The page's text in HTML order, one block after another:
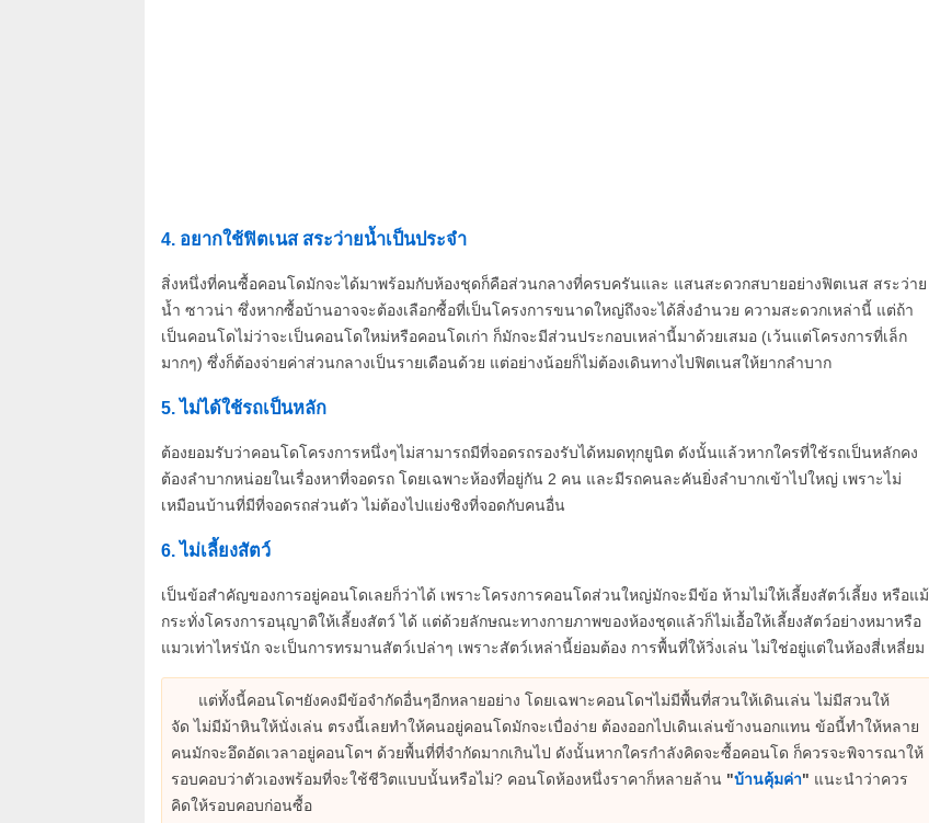
4. อยากใช้ฟิตเนส สระว่ายน้ำเป็นประจำ
สิ่งหนึ่งที่คนซื้อคอนโดมักจะได้มาพร้อมกับห้องชุดก็คือส่วนกลางที่ครบครันและ แสนสะดวกสบายอย่างฟิตเนส สระว่าย
น้ำ ซาวน่า ซึ่งหากซื้อบ้านอาจจะต้องเลือกซื้อที่เป็นโครงการขนาดใหญ่ถึงจะได้สิ่งอำนวย ความสะดวกเหล่านี้ แต่ถ้า
เป็นคอนโดไม่ว่าจะเป็นคอนโดใหม่หรือคอนโดเก่า ก็มักจะมีส่วนประกอบเหล่านี้มาด้วยเสมอ (เว้นแต่โครงการที่เล็ก
มากๆ) ซึ่งก็ต้องจ่ายค่าส่วนกลางเป็นรายเดือนด้วย แต่อย่างน้อยก็ไม่ต้องเดินทางไปฟิตเนสให้ยากลำบาก
5. ไม่ได้ใช้รถเป็นหลัก
ต้องยอมรับว่าคอนโดโครงการหนึ่งๆไม่สามารถมีที่จอดรถรองรับได้หมดทุกยูนิต ดังนั้นแล้วหากใครที่ใช้รถเป็นหลักคง
ต้องลำบากหน่อยในเรื่องหาที่จอดรถ โดยเฉพาะห้องที่อยู่กัน 2 คน และมีรถคนละคันยิ่งลำบากเข้าไปใหญ่ เพราะไม่
เหมือนบ้านที่มีที่จอดรถส่วนตัว ไม่ต้องไปแย่งชิงที่จอดกับคนอื่น
6. ไม่เลี้ยงสัตว์
เป็นข้อสำคัญของการอยู่คอนโดเลยก็ว่าได้ เพราะโครงการคอนโดส่วนใหญ่มักจะมีข้อ ห้ามไม่ให้เลี้ยงสัตว์เลี้ยง หรือแม้
กระทั่งโครงการอนุญาติให้เลี้ยงสัตว์ ได้ แต่ด้วยลักษณะทางกายภาพของห้องชุดแล้วก็ไม่เอื้อให้เลี้ยงสัตว์อย่างหมาหรือ
แมวเท่าไหร่นัก จะเป็นการทรมานสัตว์เปล่าๆ เพราะสัตว์เหล่านี้ย่อมต้อง การพื้นที่ให้วิ่งเล่น ไม่ใช่อยู่แต่ในห้องสี่เหลี่ยม
แต่ทั้งนี้คอนโดฯยังคงมีข้อจำกัดอื่นๆอีกหลายอย่าง โดยเฉพาะคอนโดฯไม่มีพื้นที่สวนให้เดินเล่น ไม่มีสวนให้
จัด ไม่มีม้าหินให้นั่งเล่น ตรงนี้เลยทำให้คนอยู่คอนโดมักจะเบื่อง่าย ต้องออกไปเดินเล่นข้างนอกแทน ข้อนี้ทำให้หลาย
คนมักจะอึดอัดเวลาอยู่คอนโดฯ ด้วยพื้นที่ที่จำกัดมากเกินไป ดังนั้นหากใครกำลังคิดจะซื้อคอนโด ก็ควรจะพิจารณาให้
รอบคอบว่าตัวเองพร้อมที่จะใช้ชีวิตแบบนั้นหรือไม่? คอนโดห้องหนึ่งราคาก็หลายล้าน "บ้านคุ้มค่า" แนะนำว่าควร
คิดให้รอบคอบก่อนซื้อ